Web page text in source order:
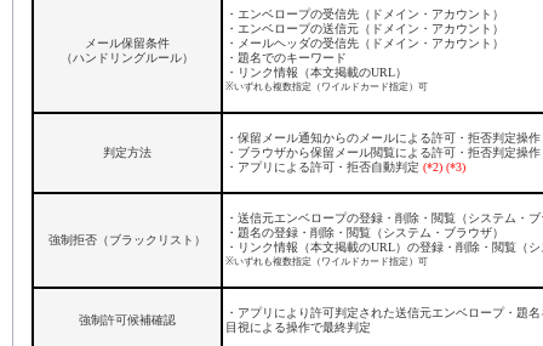
メール保留条件
（ハンドリングルール）
・エンベロープの受信先（ドメイン・アカウント）
・エンベロープの送信元（ドメイン・アカウント）
・メールヘッダの受信先（ドメイン・アカウント）
・題名でのキーワード
・リンク情報（本文掲載のURL）
※いずれも複数指定（ワイルドカード指定）可
判定方法
・保留メール通知からのメールによる許可・拒否判定操作
・ブラウザから保留メール閲覧による許可・拒否判定操作
・アプリによる許可・拒否自動判定 (*2) (*3)
強制拒否（ブラックリスト）
・送信元エンベロープの登録・削除・閲覧（システム・
・題名の登録・削除・閲覧（システム・ブラウザ）
・リンク情報（本文掲載のURL）の登録・削除・閲覧（
※いずれも複数指定（ワイルドカード指定）可
強制許可候補確認
・アプリにより許可判定された送信元エンベロープ・題
目視による操作で最終判定